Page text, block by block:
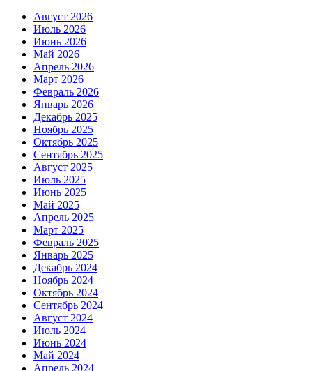
Август 2026
Июль 2026
Июнь 2026
Май 2026
Апрель 2026
Март 2026
Февраль 2026
Январь 2026
Декабрь 2025
Ноябрь 2025
Октябрь 2025
Сентябрь 2025
Август 2025
Июль 2025
Июнь 2025
Май 2025
Апрель 2025
Март 2025
Февраль 2025
Январь 2025
Декабрь 2024
Ноябрь 2024
Октябрь 2024
Сентябрь 2024
Август 2024
Июль 2024
Июнь 2024
Май 2024
Апрель 2024